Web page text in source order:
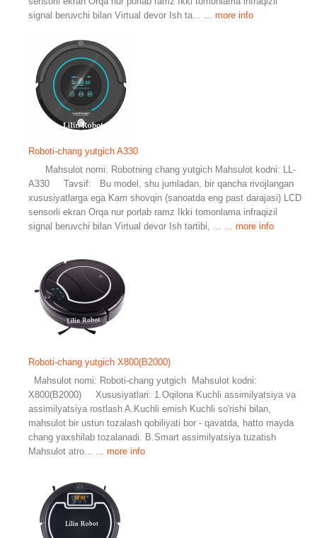
signal beruvchi bilan Virtual devor Ish ta...
... more info
Roboti-chang yutgich A330
Mahsulot nomi: Robotning chang yutgich Mahsulot kodni: LL-
A330 Tavsif: Bu model, shu jumladan, bir qancha rivojlangan
xususiyatlarga ega Kam shovqin (sanoatda eng past darajasi) LCD
sensorli ekran Orqa nur porlab ramz Ikki tomonlama infraqizil
signal beruvchi bilan Virtual devor Ish tartibi, ...
... more info
Roboti-chang yutgich X800(B2000)
Mahsulot nomi: Roboti-chang yutgich Mahsulot kodni:
X800(B2000) Xususiyatlari: 1.Oqilona Kuchli assimilyatsiya va
assimilyatsiya rostlash A.Kuchli emish Kuchli so'rishi bilan,
mahsulot bir ustun tozalash qobiliyati bor - qavatda, hatto mayda
chang yaxshilab tozalanadi. B.Smart assimilyatsiya tuzatish
Mahsulot atro...
... more info